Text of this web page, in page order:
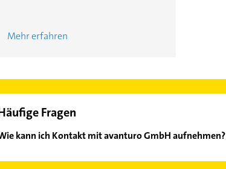
Mehr erfahren
Fragen
kann ich Kontakt mit avanturo GmbH aufnehmen?